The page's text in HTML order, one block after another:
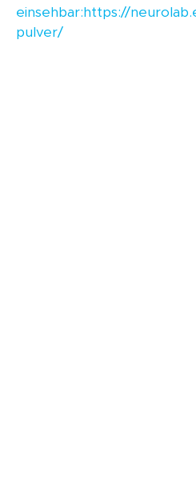
einsehbar:https://
pulver/